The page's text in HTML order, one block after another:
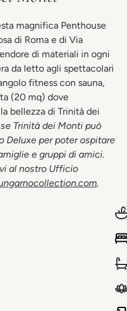
magnifica Penthouse
di Roma e di Via
di materiali in ogni
da letto agli spettacolari
fitness con sauna,
(20 mq) dove
bellezza di Trinità dei
Trinità dei Monti può
Deluxe per poter ospitare
e gruppi di amici.
al nostro Ufficio
.